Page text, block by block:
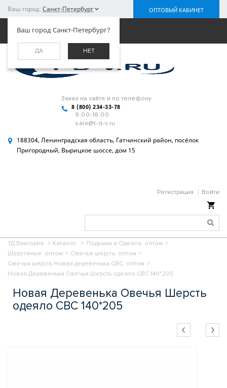
Ваш город: Санкт-Петербург
Ваш город Санкт-Петербург?
ДА НЕТ
ОПТОВЫЙ КАБИНЕТ
Заказ на сайте и по телефону
8 (800) 234-33-78
9:00-18:00
sale@t-d-v.ru
188304, Ленинградская область, Гатчинский район, посёлок
Пригородный, Вырицкое шоссе, дом 15
Регистрация Войти
Меню
ТД Виктория. > Каталог. > Подушки и Одеяла. оптом >
Шерстяные. оптом > Овечья шерсть. оптом >
Овечья шерсть Новая деревенька СВС. оптом >
Новая Деревенька Овечья Шерсть одеяло СВС 140*205
Новая Деревенька Овечья Шерсть
одеяло СВС 140*205